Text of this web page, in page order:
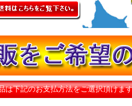
は下記のお支払方法をご選択頂けま